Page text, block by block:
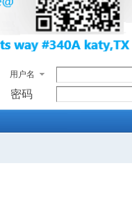
用户名
密码